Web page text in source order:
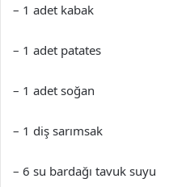
– 1 adet kabak
– 1 adet patates
– 1 adet soğan
– 1 diş sarımsak
– 6 su bardağı tavuk suyu